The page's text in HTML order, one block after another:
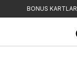
BONUS